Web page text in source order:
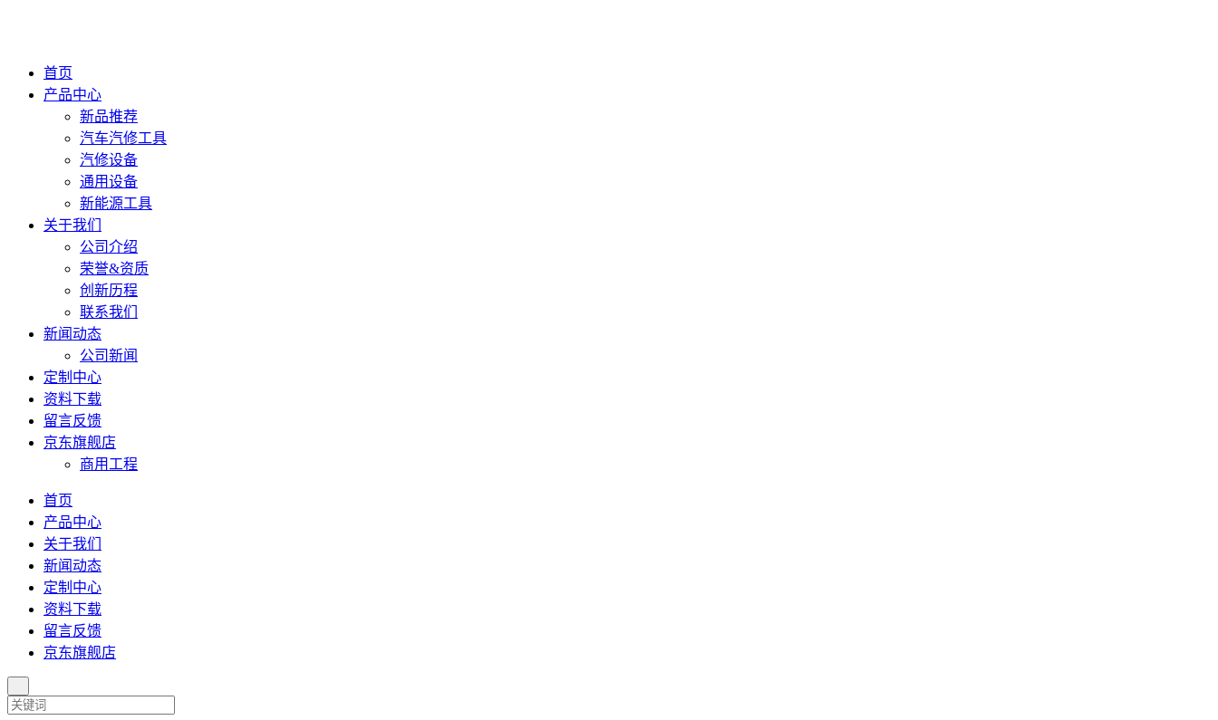
首页
产品中心
新品推荐
汽车汽修工具
汽修设备
通用设备
新能源工具
关于我们
公司介绍
荣誉&资质
创新历程
联系我们
新闻动态
公司新闻
定制中心
资料下载
留言反馈
京东旗舰店
商用工程
首页
产品中心
关于我们
新闻动态
定制中心
资料下载
留言反馈
京东旗舰店